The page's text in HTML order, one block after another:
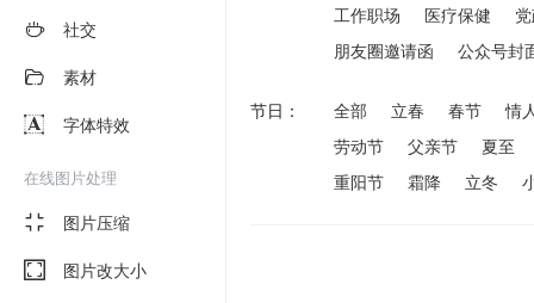
社交
素材
字体特效
在线图片处理
图片压缩
图片改大小
工作职场
医疗保健
朋友圈邀请函
公众号封
节日： 全部 立春 春节
情
劳动节
父亲节
夏至
重阳节
霜降 立冬